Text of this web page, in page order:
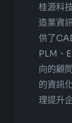
桂源科
造業資
供了
PLM、
向的顧
的資訊
理提升